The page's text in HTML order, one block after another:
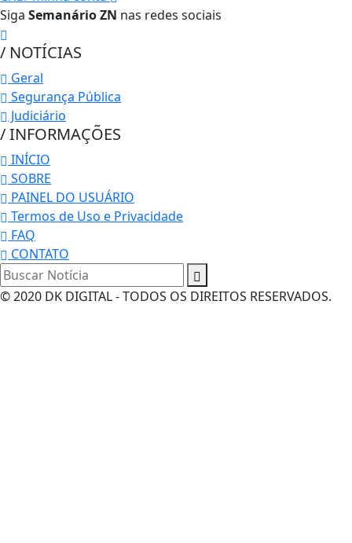
Siga Semanário ZN nas redes sociais
/ NOTÍCIAS
Geral
Segurança Pública
Judiciário
/ INFORMAÇÕES
INÍCIO
SOBRE
PAINEL DO USUÁRIO
Termos de Uso e Privacidade
FAQ
CONTATO
© 2020 DK DIGITAL - TODOS OS DIREITOS RESERVADOS.